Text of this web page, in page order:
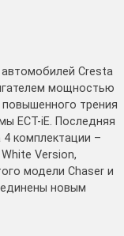
Cresta
мощностью
трения
ECT-iE. Последняя
комплектации –
Version,
модели Chaser и
новым